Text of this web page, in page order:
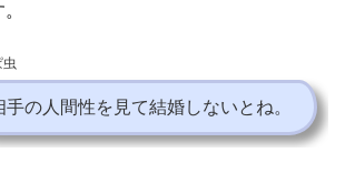
虫
手の人間性を見て結婚しないとね。